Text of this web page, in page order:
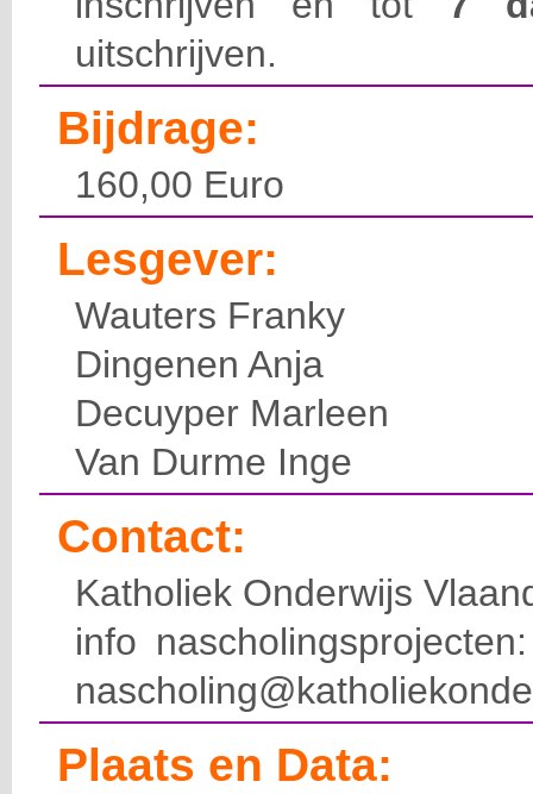
uitschrijven.
Bijdrage:
160,00 Euro
Lesgever:
Wauters Franky
Dingenen Anja
Decuyper Marleen
Van Durme Inge
Contact:
Katholiek Onderwijs
info
Plaats en Data: